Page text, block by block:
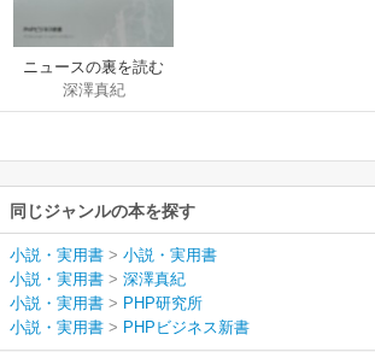
ニュースの裏を読む
技術
深澤真紀
同じジャンルの本を探す
小説・実用書 > 小説・実用書
小説・実用書 > 深澤真紀
小説・実用書 > PHP研究所
小説・実用書 > PHPビジネス新書